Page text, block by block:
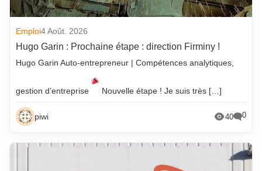
Emploi4 Août. 2026
Hugo Garin : Prochaine étape : direction Firminy !
Hugo Garin Auto-entrepreneur | Compétences analytiques,
gestion d’entreprise Nouvelle étape ! Je suis très […]
piwi 40 0